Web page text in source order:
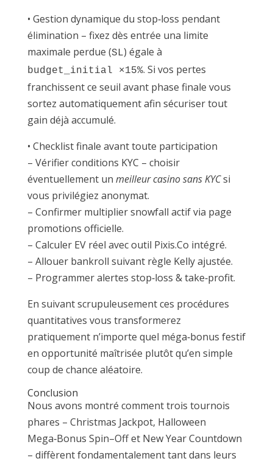
• Gestion dynamique du stop‑loss pendant
élimination – fixez dès entrée una limite
maximale perdue (SL) égale à
budget_initial ×15%. Si vos pertes
franchissent ce seuil avant phase finale vous
sortez automatiquement afin sécuriser tout
gain déjà accumulé.
• Checklist finale avant toute participation
– Vérifier conditions KYC – choisir
éventuellement un meilleur casino sans KYCsi
vous privilégiez anonymat.
– Confirmer multiplier snowfall actif via page
promotions officielle.
– Calculer EV réel avec outil Pixis.Co intégré.
– Allouer bankroll suivant règle Kelly ajustée.
– Programmer alertes stop‑loss & take‑profit.
En suivant scrupuleusement ces procédures
quantitatives vous transformerez
pratiquement n’importe quel méga‑bonus festif
en opportunité maîtrisée plutôt qu’en simple
coup de chance aléatoire.
Conclusion
Nous avons montré comment trois tournois
phares – Christmas Jackpot, Halloween
Mega‑Bonus Spin–Off et New Year Countdown
– diffèrent fondamentalement tant dans leurs